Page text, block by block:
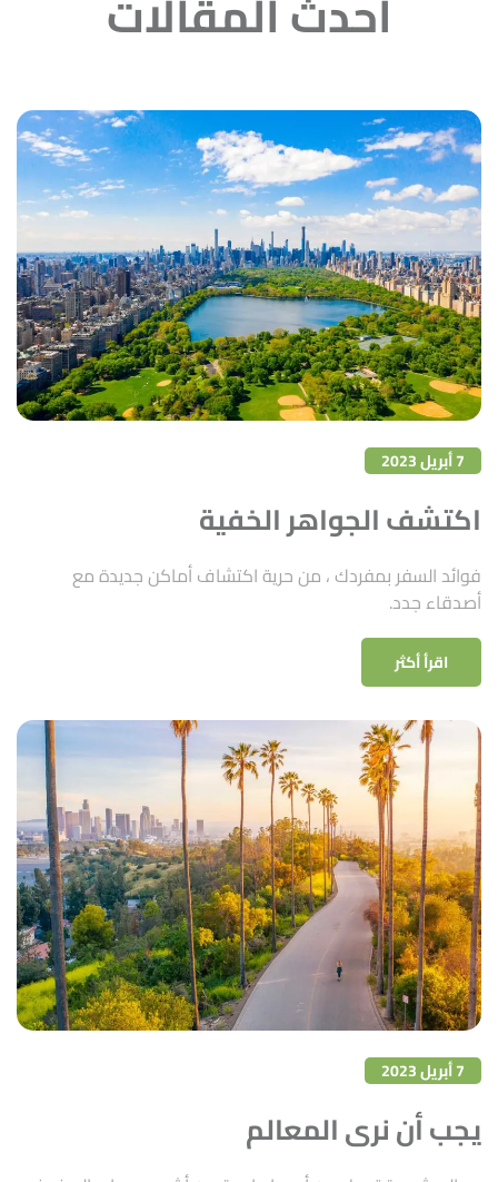
7 أبريل 2023
اكتشف الجواهر الخفية
فوائد السفر بمفردك ، من حرية اكتشاف أماكن جديدة مع
أصدقاء جدد.
اقرأ أكثر
7 أبريل 2023
يجب أن نرى المعالم